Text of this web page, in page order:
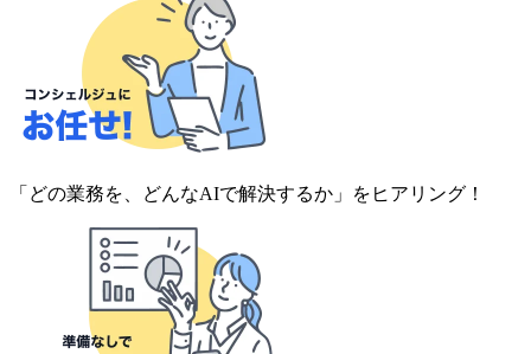
「どの業務を、どんなAIで解決するか」をヒアリング！